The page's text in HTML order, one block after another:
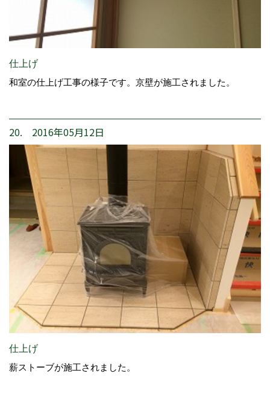
仕上げ
和室の仕上げ工事の様子です。京壁が施工されました。
20. 2016年05月12日
仕上げ
薪ストーブが施工されました。